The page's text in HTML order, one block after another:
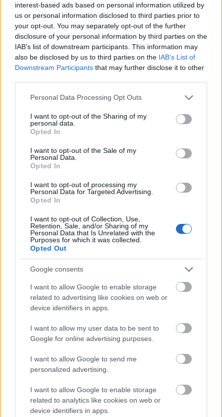
interest-based ads based on personal information utilized by
us or personal information disclosed to third parties prior to
your opt-out. You may separately opt-out of the further
disclosure of your personal information by third parties on the
IAB’s list of downstream participants. This information may
also be disclosed by us to third parties on the IAB’s List of
Downstream Participants that may further disclose it to other
Please note that this website/app uses one or more Google
not limited to your visit or usage behaviour. You may click to
grant or deny consent to Google and its third-party tags to
use your data for below specified purposes in below Google
consent section.
Personal Data Processing Opt Outs
I want to opt-out of the Sharing of my
personal data.
Opted In
I want to opt-out of the Sale of my
Personal Data.
Opted In
I want to opt-out of processing my
Personal Data for Targeted Advertising.
Opted In
I want to opt-out of Collection, Use,
Retention, Sale, and/or Sharing of my
Personal Data that Is Unrelated with the
Purposes for which it was collected.
Opted Out
Google consents
I want to allow Google to enable storage
related to advertising like cookies on web or
device identifiers in apps.
I want to allow my user data to be sent to
Google for online advertising purposes.
I want to allow Google to send me
personalized advertising.
I want to allow Google to enable storage
related to analytics like cookies on web or
device identifiers in apps.
Vittem Bächeréknek egy fél literes tokaji szamorodnit. Nagyon hosszan
elbeszélgettünk, bár a társalgás egy kissé nehezen indult. Erzsi, Pisti
nővére kissé arisztokratikus jelenség, igen nagy igényekkel s szellemi
téren talán egy kissé sznob megelégedettséggel. Férje, Laci nem sokkal
lehet tőlem idősebb. Nagyon érdeklődött az itthoni állapotok felől. Így
többnyire a Hruscsov leváltása után kialakult helyzetről, és Erzsivel Pistiről
mindössze 600 forintomba került. Nagyon érdekes, és számomra taszító
Attól, hogy kint minden üzlet és minden kereskedelem, minden szervezett
és minden „megvan". Az embereknek nincsenek közös célkitűzéseik,
szinte semmiféle társadalmi önállóság nem tudatosodott még bennük. Mi
örülünk egy új háznak, mely praktikus és modern kivitelezésű. Örülünk egy
változásnak… stb. Számukra ezek az örömök ismeretlenek, mert ők nem
tesznek és nem is tehetnek ilyesmiért semmit. Mi sem sokat tehetünk
itthon, de ha velünk történik valami, akkor mégis van valami esemény az
életünkben, társadalmi méretekben. Kinn senkivel semmi nem történik,
csak a társas együttélés szűk közösségében. Ezért is van az, hogy kinn
igen komoly a családi élet, s mindent meg is tesznek azért, hogy ezt a
családi életet biztosítsák és megerősítsék. Ezt a célt szolgálja a
gyermekekkel kapcsolatos igen komoly állami segítség. S éppen ezért
furcsa, hogy a gyermekholmik, játékok és ruhák szinte azonos árban
vannak a felnőtt árukkal.
Amennyire mi itthon gyűlölni, fúrni és megvetni tudunk, olyan mértékben
szabadságunkban van szeretni, támogatni és lelkesedni. Ez ott kinn
meggyőződésem, hogy csak addig, amíg el nem hagyják az egyetemet.
Azután már ők is polgárok lesznek, és az idő kinn nagyon be van osztva.
baráti kapcsolatot folytatni, mert azt az időt, amibe ez kerülne,
valahonnan el kéne vonni. És erre sem a szokások, sem a helyi morál nem
28-án szerdán reggel 8-kor volt kinn az első próbánk. Mindenki
hasznavehetetlen állapotban volt, s ráadásul P. hülye szervezésének
következtében mindenki ott volt a próbán, és semmi dolguk nem volt,